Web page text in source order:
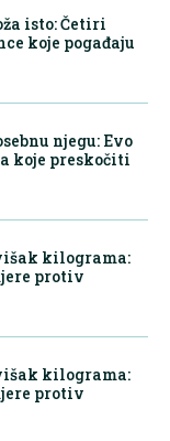
isto: Četiri
koje pogađaju
njegu: Evo
koje preskočiti
kilograma:
protiv
kilograma:
protiv